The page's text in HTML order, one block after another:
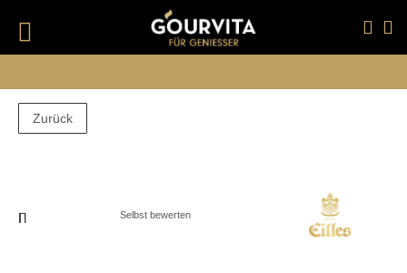
DIREKT
ZUM
INHALT
#DRÜCKEN SIE DIE EINGABETASTE, UM ZU SUCHEN
Zurück
springen
springen
Selbst bewerten